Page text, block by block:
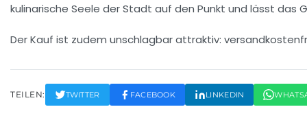
kulinarische Seele der Stadt auf den Punkt und lässt das
Der Kauf ist zudem unschlagbar attraktiv:
TEILEN: TWITTER FACEBOOK LINKEDIN